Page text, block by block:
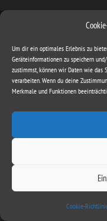
Um dir ein optimales Erlebnis zu
Geräteinformationen zu speichern
zustimmst, können wir Daten wie das
verarbeiten. Wenn du deine
Merkmale und Funktionen
Cookie-